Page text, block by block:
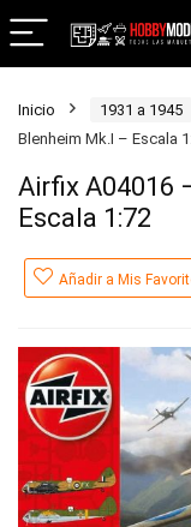
Inicio 1931 a 1945
Blenheim Mk.I – Escala
Airfix A04016
Escala 1:72
Añadir a Mis